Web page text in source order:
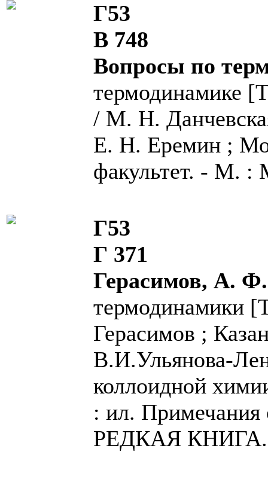
Г53
В 748
Вопросы по
термодинамике
/ М. Н.
Е. Н. Еремин ;
факультет. - М. :
Г53
Г 371
Герасимов, А.
термодинамики
Герасимов ;
В.И.Ульянова-
коллоидной
: ил. Примечания
РЕДКАЯ КНИГА.